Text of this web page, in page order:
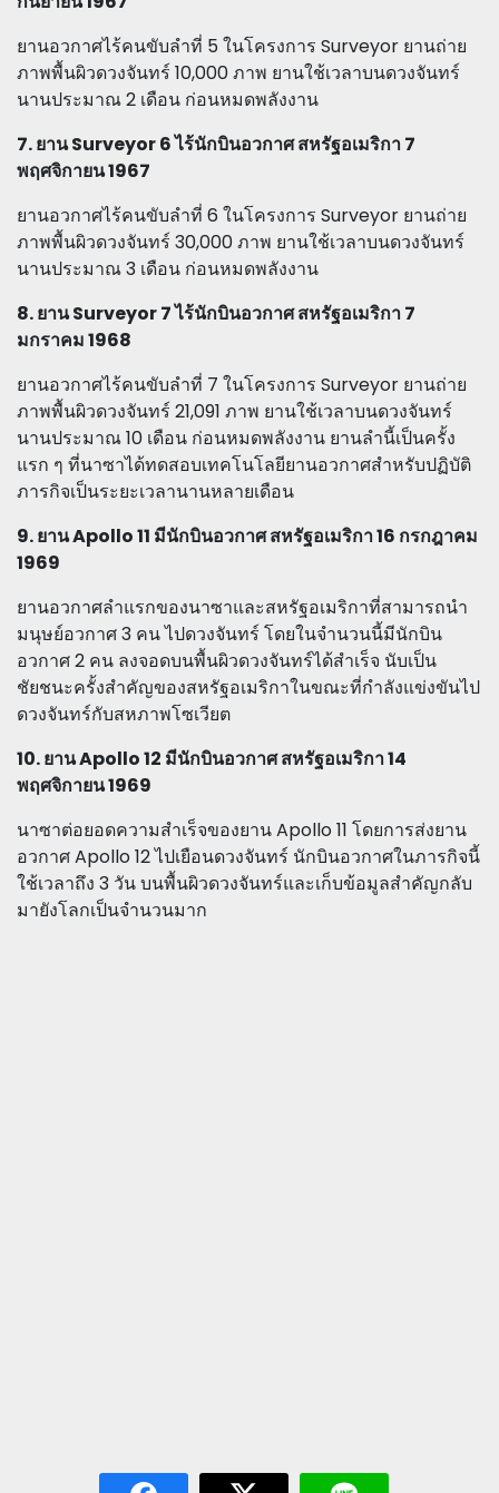
ยานอวกาศไร้คนขับลำที่ 5 ในโครงการ Surveyor ยานถ่าย
ภาพพื้นผิวดวงจันทร์ 10,000 ภาพ ยานใช้เวลาบนดวงจันทร์
นานประมาณ 2 เดือน ก่อนหมดพลังงาน
7. ยาน Surveyor 6 ไร้นักบินอวกาศ สหรัฐอเมริกา 7
พฤศจิกายน 1967
ยานอวกาศไร้คนขับลำที่ 6 ในโครงการ Surveyor ยานถ่าย
ภาพพื้นผิวดวงจันทร์ 30,000 ภาพ ยานใช้เวลาบนดวงจันทร์
นานประมาณ 3 เดือน ก่อนหมดพลังงาน
8. ยาน Surveyor 7 ไร้นักบินอวกาศ สหรัฐอเมริกา 7
มกราคม 1968
ยานอวกาศไร้คนขับลำที่ 7 ในโครงการ Surveyor ยานถ่าย
ภาพพื้นผิวดวงจันทร์ 21,091 ภาพ ยานใช้เวลาบนดวงจันทร์
นานประมาณ 10 เดือน ก่อนหมดพลังงาน ยานลำนี้เป็นครั้ง
แรก ๆ ที่นาซาได้ทดสอบเทคโนโลยียานอวกาศสำหรับปฏิบัติ
ภารกิจเป็นระยะเวลานานหลายเดือน
9. ยาน Apollo 11 มีนักบินอวกาศ สหรัฐอเมริกา 16 กรกฎาคม
1969
ยานอวกาศลำแรกของนาซาและสหรัฐอเมริกาที่สามารถนำ
มนุษย์อวกาศ 3 คน ไปดวงจันทร์ โดยในจำนวนนี้มีนักบิน
อวกาศ 2 คน ลงจอดบนพื้นผิวดวงจันทร์ได้สำเร็จ นับเป็น
ชัยชนะครั้งสำคัญของสหรัฐอเมริกาในขณะที่กำลังแข่งขันไป
ดวงจันทร์กับสหภาพโซเวียต
10. ยาน Apollo 12 มีนักบินอวกาศ สหรัฐอเมริกา 14
พฤศจิกายน 1969
นาซาต่อยอดความสำเร็จของยาน Apollo 11 โดยการส่งยาน
อวกาศ Apollo 12 ไปเยือนดวงจันทร์ นักบินอวกาศในภารกิจนี้
ใช้เวลาถึง 3 วัน บนพื้นผิวดวงจันทร์และเก็บข้อมูลสำคัญกลับ
มายังโลกเป็นจำนวนมาก